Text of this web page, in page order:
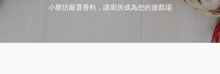
小磨坊嚴選香料，讓廚房成為您的遊戲場